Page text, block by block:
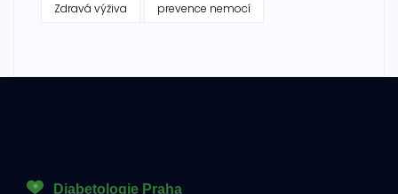
Zdravá výživa prevence nemocí